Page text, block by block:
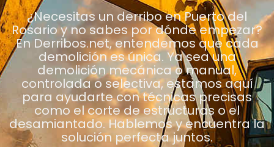
¿Necesitas un derribo en Puerto del
Rosario y no sabes por dónde empezar?
En Derribos.net, entendemos que cada
demolición es única. Ya sea una
demolición mecánica o manual,
controlada o selectiva, estamos aquí
para ayudarte con técnicas precisas
como el corte de estructuras o el
desamiantado. Hablemos y encuentra la
solución perfecta juntos.